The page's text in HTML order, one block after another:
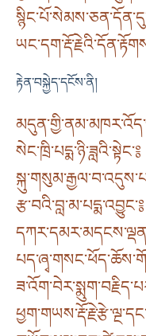
རྟེན་བསྐྱེད་དངོས་ནི།
སེང་ཁྲི་པདྨ་ཉི་ཟླའི་སྟེང་༔
རྩ་བའི་བླ་མ་པདྨ་འབྱུང་༔